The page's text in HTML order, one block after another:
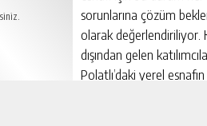
sorunlarına çözüm
olarak değerlendiriliyor.
dışından gelen
Polatlı’daki yerel